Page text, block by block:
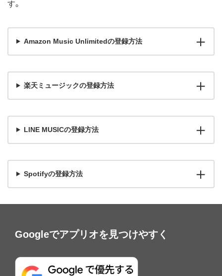
す。
Amazon Music Unlimitedの登録方法
楽天ミュージックの登録方法
LINE MUSICの登録方法
Spotifyの登録方法
Googleでアプリオを見つけやすく